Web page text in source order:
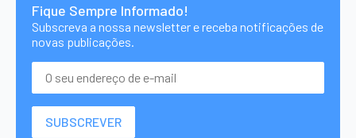
Fique Sempre Informado!
Subscreva a nossa newsletter e receba notificações de
novas publicações.